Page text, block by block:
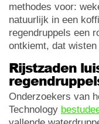
methodes voor:
natuurlijk in een
regendruppels een
ontkiemt, dat wisten
Rijstzaden
Onderzoekers van
Technology